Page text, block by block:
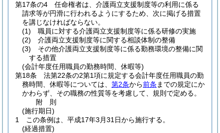
第17条の4
任命権者は、介護両立支援制度等の利用に係る
請求等が円滑に行われるようにするため、次に掲げる措置
を講じなければならない。
(1)
職員に対する介護両立支援制度等に係る研修の実施
(2)
介護両立支援制度等に関する相談体制の整備
(3)
その他介護両立支援制度等に係る勤務環境の整備に関
する措置
(会計年度任用職員の勤務時間、休暇等)
第18条
法第22条の2第1項に規定する会計年度任用職員の勤
務時間、休暇等については、 第2条から前条 までの規定にか
かわらず、その職務の性質等を考慮して、規則で定める。
附 則
(施行期日)
1
この条例は、平成17年3月31日から施行する。
(経過措置)